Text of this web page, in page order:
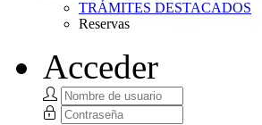
TRÁMITES DESTACADOS
Reservas
Acceder